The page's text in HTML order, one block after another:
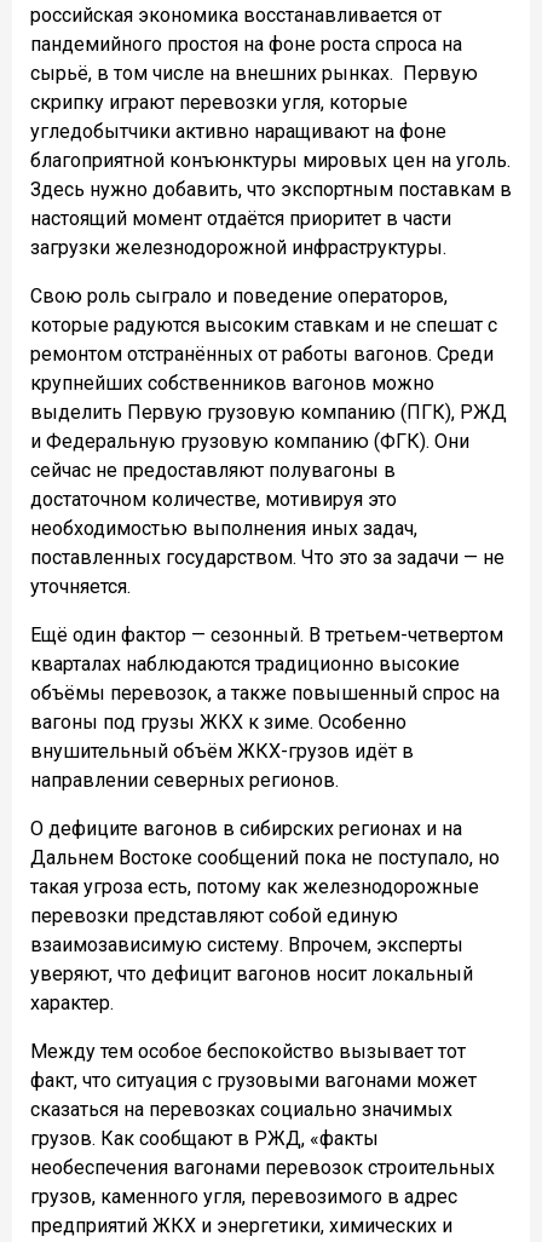
российская экономика восстанавливается от
пандемийного простоя на фоне роста спроса на
сырьё, в том числе на внешних рынках.
Первую
скрипку играют перевозки угля, которые
угледобытчики активно наращивают на фоне
благоприятной конъюнктуры мировых цен на уголь.
Здесь нужно добавить, что экспортным поставкам в
настоящий момент отдаётся приоритет в части
загрузки железнодорожной инфраструктуры.
Свою роль сыграло и поведение операторов,
которые радуются высоким ставкам и не спешат с
ремонтом отстранённых от работы вагонов. Среди
крупнейших собственников вагонов можно
выделить Первую грузовую компанию (ПГК), РЖД
и Федеральную грузовую компанию (ФГК). Они
сейчас не предоставляют полувагоны в
достаточном количестве, мотивируя это
необходимостью выполнения иных задач,
поставленных государством. Что это за задачи — не
уточняется.
Ещё один фактор — сезонный. В третьем-четвертом
кварталах наблюдаются традиционно высокие
объёмы перевозок, а также повышенный спрос на
вагоны под грузы ЖКХ к зиме. Особенно
внушительный объём ЖКХ-грузов идёт в
направлении северных регионов.
О дефиците вагонов в сибирских регионах и на
Дальнем Востоке сообщений пока не поступало, но
такая угроза есть, потому как железнодорожные
перевозки представляют собой единую
взаимозависимую систему. Впрочем, эксперты
уверяют, что дефицит вагонов носит локальный
характер.
Между тем особое беспокойство вызывает тот
факт, что ситуация с грузовыми вагонами может
сказаться на перевозках социально значимых
грузов. Как сообщают в РЖД, «факты
необеспечения вагонами перевозок строительных
грузов, каменного угля, перевозимого в адрес
предприятий ЖКХ и энергетики, химических и